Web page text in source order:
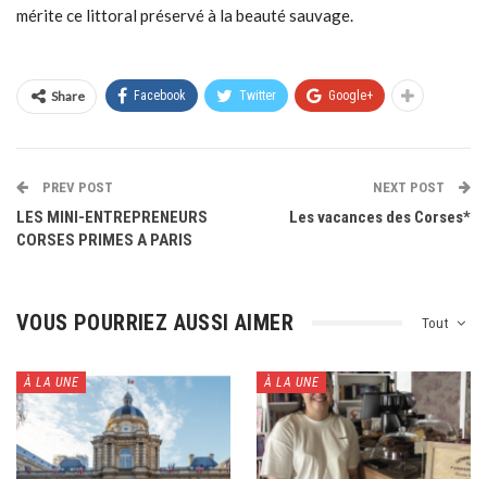
mérite ce littoral préservé à la beauté sauvage.
Share Facebook Twitter Google+
PREV POST
LES MINI-ENTREPRENEURS
CORSES PRIMES A PARIS
NEXT POST
Les vacances des Corses*
Tout
VOUS POURRIEZ AUSSI AIMER
À LA UNE À LA UNE